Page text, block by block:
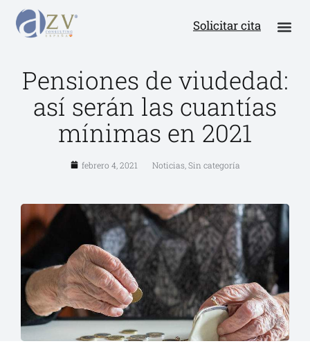
Solicitar cita
Pensiones de viudedad:
así serán las cuantías
mínimas en 2021
febrero 4, 2021 Noticias, Sin categoría